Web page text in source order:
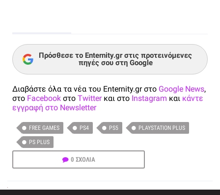
Πρόσθεσε το Enternity.gr στις προτεινόμενες
πηγές σου στη Google
Διαβάστε όλα τα νέα του Enternity.gr στο Google News,
στο Facebook στο Twitterκαι στο Instagram και κάντε
εγγραφή στο Newsletter
FREE GAMES PS4 PS5 PLAYSTATION PLUS
PS PLUS
0 ΣΧΟΛΙΑ